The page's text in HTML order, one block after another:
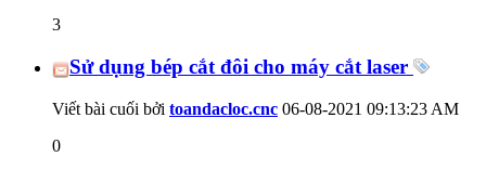
3
Sử dụng bép cắt đôi cho máy cắt laser
Viết bài cuối bởi toandacloc.cnc 06-08-2021 09:13:23 AM
0